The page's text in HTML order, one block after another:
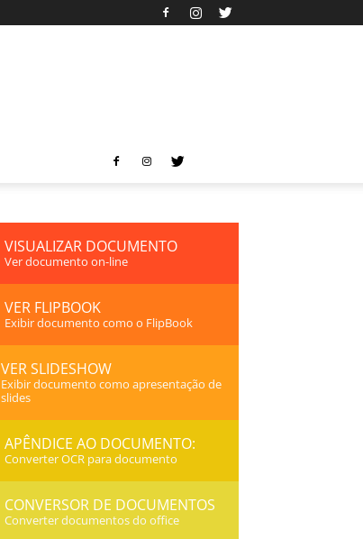
VISUALIZAR DOCUMENTO
Ver documento on-line
VER FLIPBOOK
Exibir documento como o FlipBook
VER SLIDESHOW
Exibir documento como apresentação de
slides
APÊNDICE AO DOCUMENTO:
Converter OCR para documento
CONVERSOR DE DOCUMENTOS
Converter documentos do office